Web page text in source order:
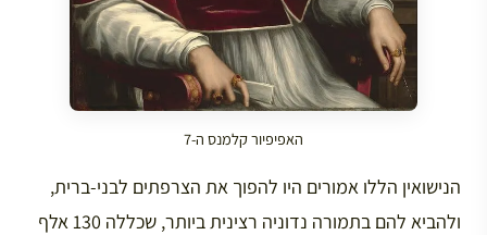
האפיפיור קלמנס ה-7
הנישואין הללו אמורים היו להפוך את הצרפתים לבני-ברית,
ולהביא להם בתמורה נדוניה רצינית ביותר, שכללה 130 אלף